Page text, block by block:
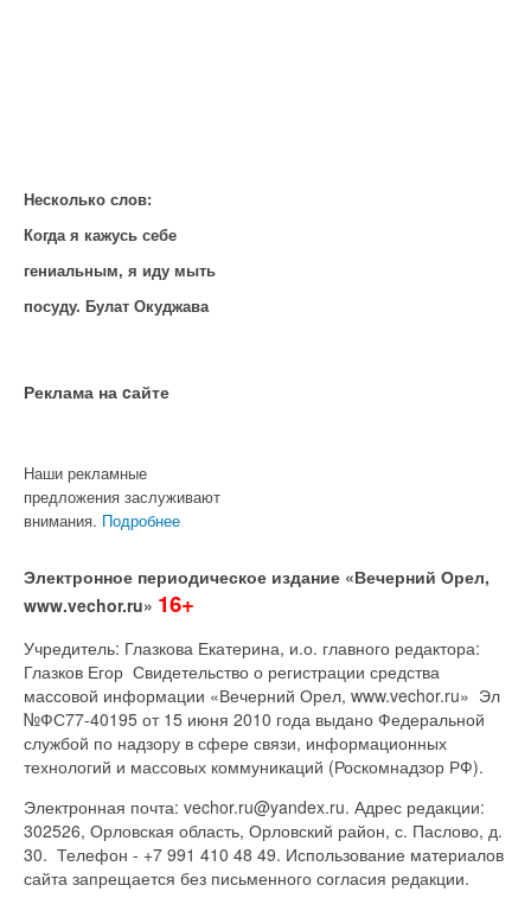
Несколько слов:
Когда я кажусь себе
гениальным, я иду мыть
посуду. Булат Окуджава
Реклама на cайте
Наши рекламные
предложения заслуживают
внимания. Подробнее
Электронное периодическое издание «Вечерний Орел,
www.vechor.ru» 16+
Учредитель: Глазкова Екатерина, и.о. главного редактора:
Глазков Егор Свидетельство о регистрации средства
массовой информации «Вечерний Орел, www.vechor.ru» Эл
№ФС77-40195 от 15 июня 2010 года выдано Федеральной
службой по надзору в сфере связи, информационных
технологий и массовых коммуникаций (Роскомнадзор РФ).
Электронная почта: vechor.ru@yandex.ru. Адрес редакции:
302526, Орловская область, Орловский район, с. Паслово, д.
30. Телефон - +7 991 410 48 49. Использование материалов
сайта запрещается без письменного согласия редакции.